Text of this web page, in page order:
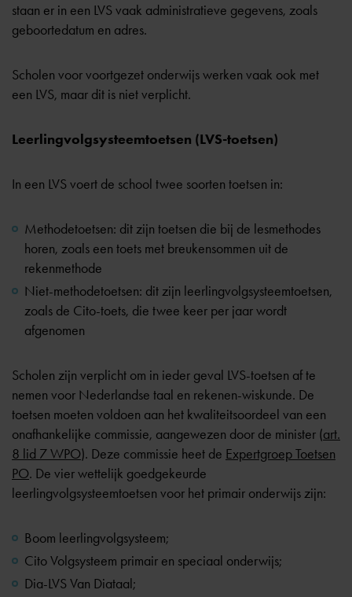
staan er in een LVS vaak administratieve gegevens, zoals
geboortedatum en adres.
Scholen voor voortgezet onderwijs werken vaak ook met
een LVS, maar dit is niet verplicht.
Leerlingvolgsysteemtoetsen (LVS-toetsen)
In een LVS voert de school twee soorten toetsen in:
Methodetoetsen: dit zijn toetsen die bij de lesmethodes
horen, zoals een toets met breukensommen uit de
rekenmethode
Niet-methodetoetsen: dit zijn leerlingvolgsysteemtoetsen,
zoals de Cito-toets, die twee keer per jaar wordt
afgenomen
Scholen zijn verplicht om in ieder geval LVS-toetsen af te
nemen voor Nederlandse taal en rekenen-wiskunde. De
toetsen moeten voldoen aan het kwaliteitsoordeel van een
onafhankelijke commissie, aangewezen door de minister (art.
8 lid 7 WPO). Deze commissie heet de Expertgroep Toetsen
PO. De vier wettelijk goedgekeurde
leerlingvolgsysteemtoetsen voor het primair onderwijs zijn:
Boom leerlingvolgsysteem;
Cito Volgsysteem primair en speciaal onderwijs;
Dia-LVS Van Diataal;